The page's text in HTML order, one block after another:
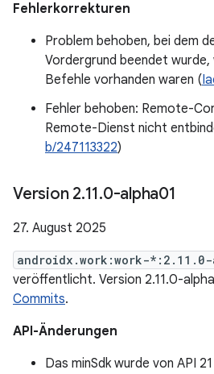
Fehlerkorrekturen
Problem behoben, bei dem
Vordergrund beendet wurde,
Befehle vorhanden waren (
Fehler behoben: Remote-
Remote-Dienst nicht
b/247113322)
Version 2.11.0-alpha01
27. August 2025
androidx.work:work-*:2.11.0-
veröffentlicht. Version 2.11.0-
Commits.
API-Änderungen
Das minSdk wurde von API